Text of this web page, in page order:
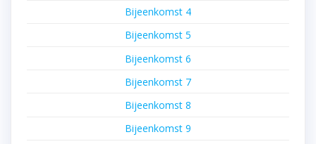
Bijeenkomst 4
Bijeenkomst 5
Bijeenkomst 6
Bijeenkomst 7
Bijeenkomst 8
Bijeenkomst 9